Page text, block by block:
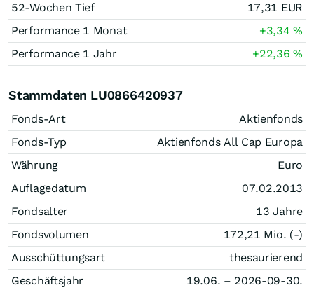
52-Wochen Tief
17,31 EUR
Performance 1 Monat
+3,34%
Performance 1 Jahr
+22,36%
Stammdaten LU0866420937
Fonds-Art
Aktienfonds
Fonds-Typ
Aktienfonds All Cap Europa
Währung
Euro
Auflagedatum
07.02.2013
Fondsalter
13 Jahre
Fondsvolumen
172,21 Mio. (-)
Ausschüttungsart
thesaurierend
Geschäftsjahr
19.06. – 2026-09-30.